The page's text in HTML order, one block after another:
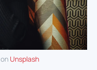
on Unsplash